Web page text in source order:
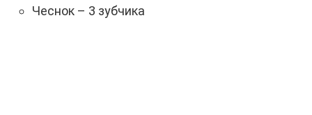
Чеснок – 3 зубчика